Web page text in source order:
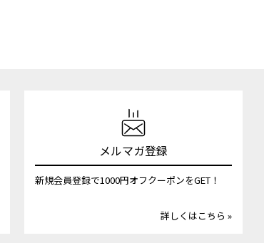
メルマガ登録
新規会員登録で1000円オフクーポンをGET！
詳しくはこちら »